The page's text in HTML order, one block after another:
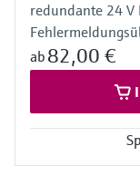
redundante 24 V
ab 82,00 €